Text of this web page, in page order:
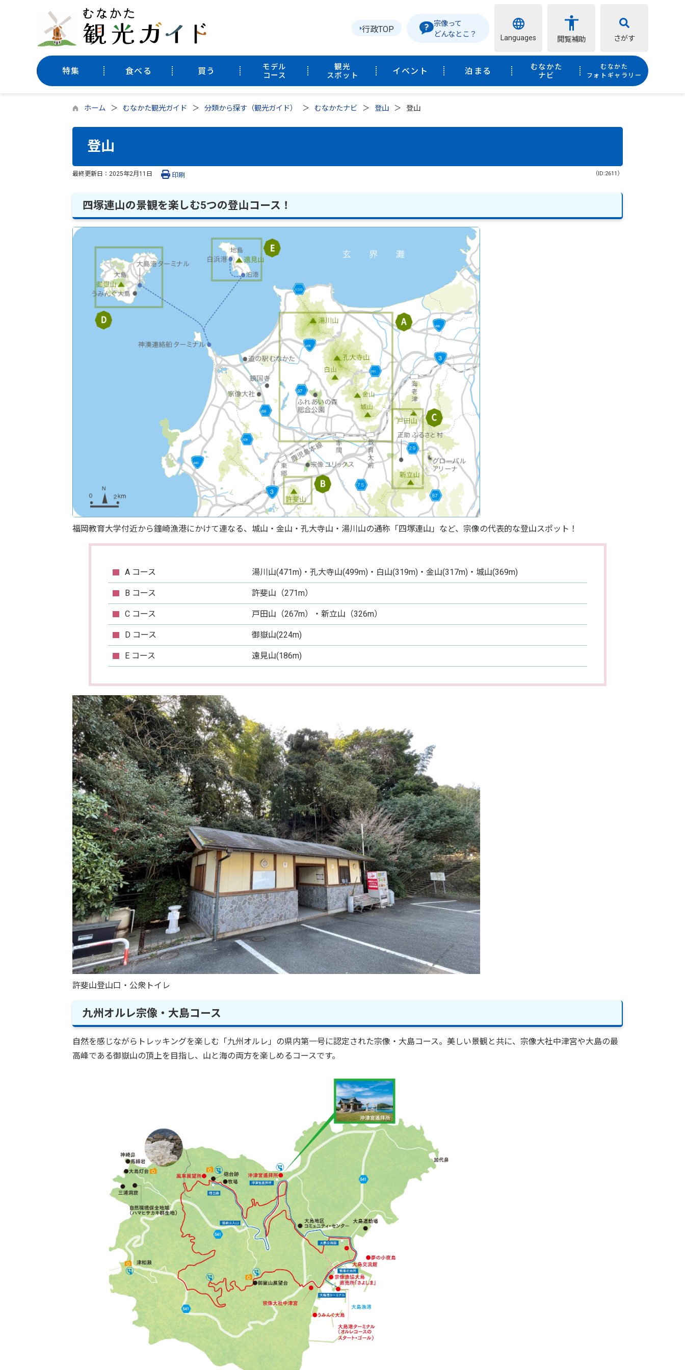
行政TOP
宗像って
どんなとこ？
Languages 閲覧補助 さがす
特集 食べる 買う
モデル
コース
観光
スポット
イベント 泊まる
むなかた
ナビ
むなかた
フォトギャラリー
ホーム むなかた観光ガイド 分類から探す（観光ガイド） むなかたナビ 登山 登山
登山
最終更新日： 2025年2月11日 （ID:2611）
印刷
四塚連山の景観を楽しむ5つの登山コース！
福岡教育大学付近から鐘崎漁港にかけて連なる、城山・金山・孔大寺山・湯川山の通称「四塚連山」など、宗像の代表的な登山スポット！
A コース 湯川山(471m)・孔大寺山(499m)・白山(319m)・金山(317m)・城山(369m)
B コース 許斐山（271m）
C コース 戸田山（267m）・新立山（326m）
D コース 御嶽山(224m)
E コース 遠見山(186m)
許斐山登山口・公衆トイレ
九州オルレ宗像・大島コース
自然を感じながらトレッキングを楽しむ「九州オルレ」の県内第一号に認定された宗像・大島コース。美しい景観と共に、宗像大社中津宮や大島の最
高峰である御嶽山の頂上を目指し、山と海の両方を楽しめるコースです。